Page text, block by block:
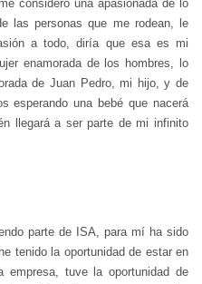
considero una apasionada de lo
las personas que me rodean, le
a todo, diría que esa es mi
enamorada de los hombres, lo
de Juan Pedro, mi hijo, y de
esperando una bebé que nacerá
llegará a ser parte de mi infinito
parte de ISA, para mí ha sido
tenido la oportunidad de estar en
empresa, tuve la oportunidad de